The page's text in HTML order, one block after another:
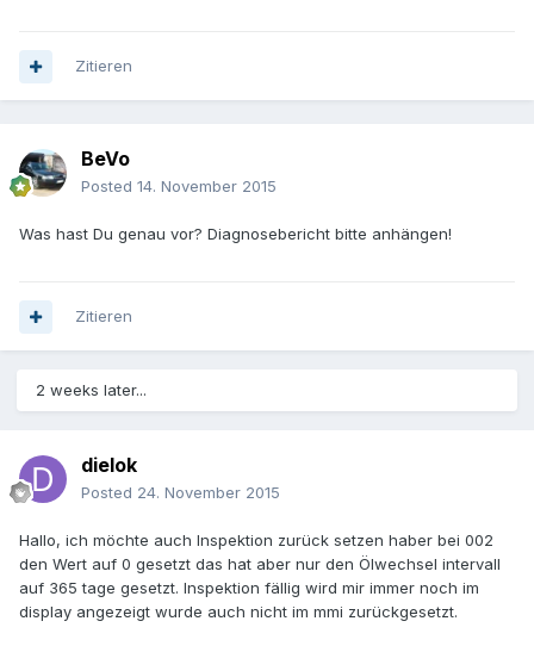
Zitieren
BeVo
Posted 14. November 2015
Was hast Du genau vor? Diagnosebericht bitte anhängen!
Zitieren
2 weeks later...
dielok
Posted 24. November 2015
Hallo, ich möchte auch Inspektion zurück setzen haber bei 002
den Wert auf 0 gesetzt das hat aber nur den Ölwechsel intervall
auf 365 tage gesetzt. Inspektion fällig wird mir immer noch im
display angezeigt wurde auch nicht im mmi zurückgesetzt.